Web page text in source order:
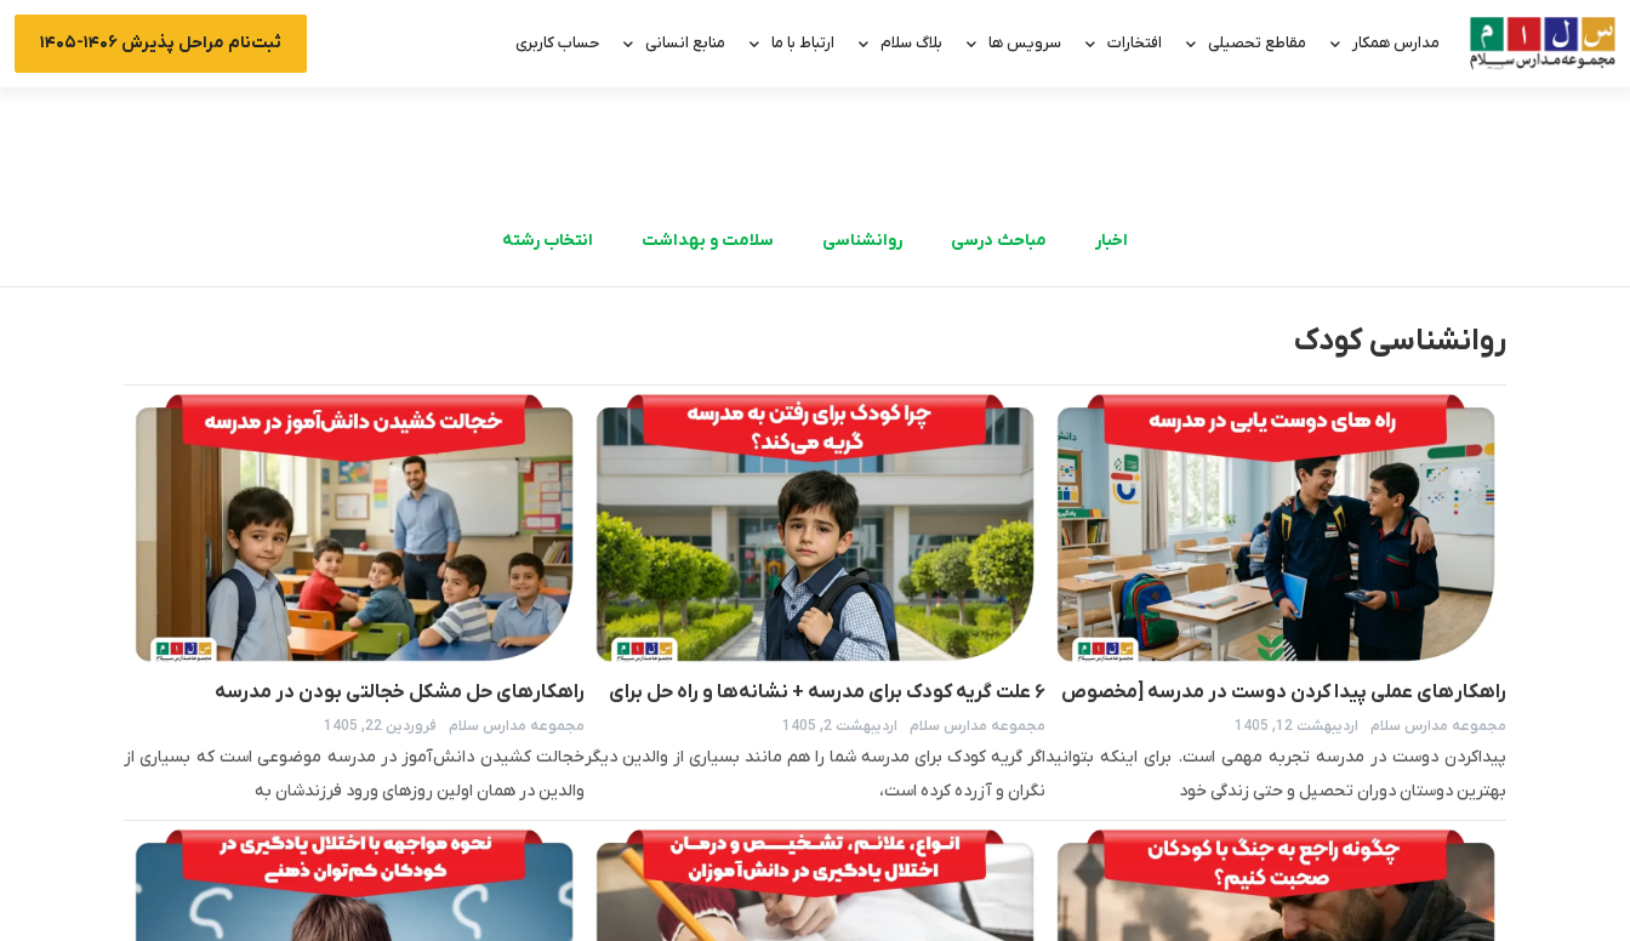
مدارس همکار مقاطع تحصیلی افتخارات سرویس ها بلاگ سلام ارتباط با ما منابع انسانی حساب کاربری ثبت‌نام مراحل پذیرش ۱۴۰۶-۱۴۰۵
اخبار مباحث درسی روانشناسی سلامت و بهداشت انتخاب رشته
روانشناسی کودک
راهکار‎های عملی پیدا کردن دوست در مدرسه [مخصوص
دانش آموزان]
مجموعه مدارس سلام اردیبهشت 12, 1405
پیداکردن دوست در مدرسه تجربه مهمی است. برای اینکه بتوانید
بهترین دوستان دوران تحصیل و حتی زندگی خود
۶ علت گریه کودک برای مدرسه + نشانه‌ها و راه حل برای
والدین
مجموعه مدارس سلام اردیبهشت 2, 1405
اگر گریه کودک برای مدرسه شما را هم مانند بسیاری از والدین دیگر
نگران و آزرده کرده است،
راهکار‌های حل مشکل خجالتی بودن در مدرسه
مجموعه مدارس سلام فروردین 22, 1405
خجالت کشیدن دانش‌آموز در مدرسه موضوعی است که بسیاری از
والدین در همان اولین روزهای ورود فرزندشان به